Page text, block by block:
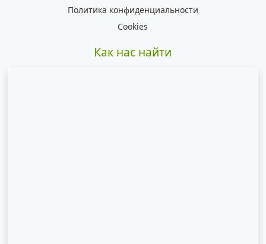
Политика конфиденциальности
Cookies
Как нас найти